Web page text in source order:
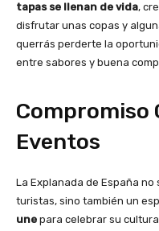
tapas se llenan de vida,
disfrutar unas copas y
querrás perderte la
entre sabores y buena
Compromiso
Eventos
La Explanada de España
turistas, sino también un
une para celebrar su